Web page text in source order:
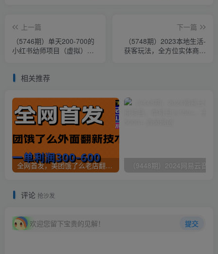
上一篇
（5746期）单天200-700的
小红书幼师项目（虚拟），
下一篇
（5748期）2023本地生活-
获客玩法，全方位实体商家
相关推荐
全网首发，美团饿了么老店翻新最新技术，一单利润300-600
评论 抢沙发
欢迎您留下宝贵的见解！ 提交